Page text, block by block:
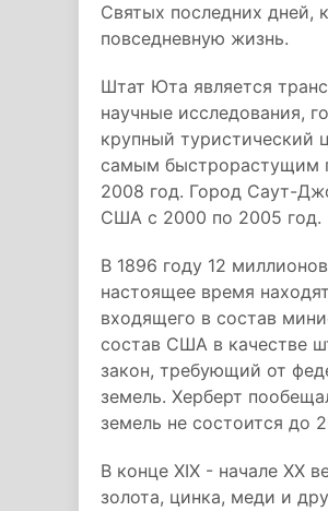
Святых последних дней,
повседневную жизнь.
Штат Юта является
научные исследования,
крупный
самым быстрорастущим
2008 год. Город Саут-
США с 2000 по 2005 год.
В 1896 году 12
настоящее время
входящего в состав
состав США в качестве
закон, требующий от
земель. Херберт
земель не состоится до
В конце XIX - начале XX
золота, цинка, меди и